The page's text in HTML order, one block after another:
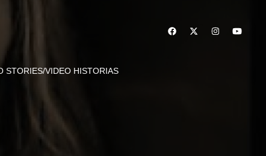
STORIES/VIDEO HISTORIAS